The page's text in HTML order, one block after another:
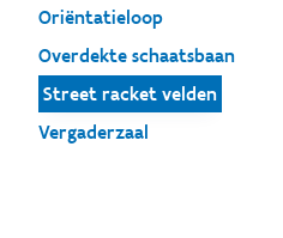
Oriëntatieloop
Overdekte schaatsbaan
Street racket velden
Vergaderzaal